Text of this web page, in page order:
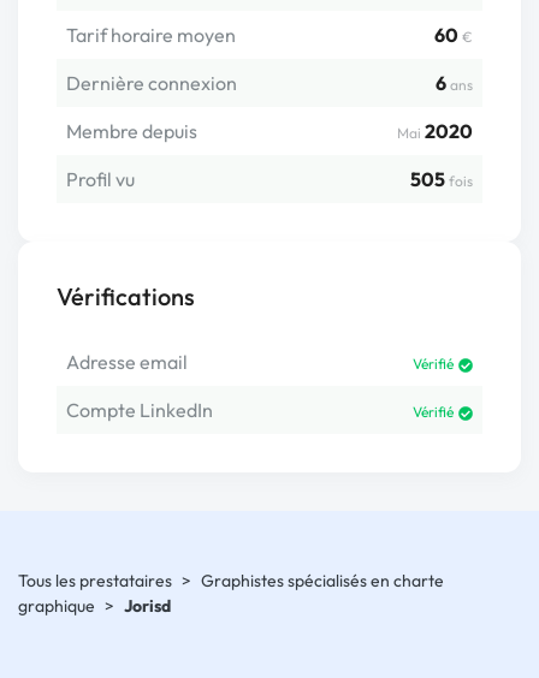
Tarif horaire moyen 60 €
Dernière connexion 6 ans
Membre depuis Mai 2020
Profil vu
505 fois
Vérifications
Adresse email Vérifié
Compte LinkedIn Vérifié
Tous les prestataires > Graphistes spécialisés en charte
graphique > Jorisd